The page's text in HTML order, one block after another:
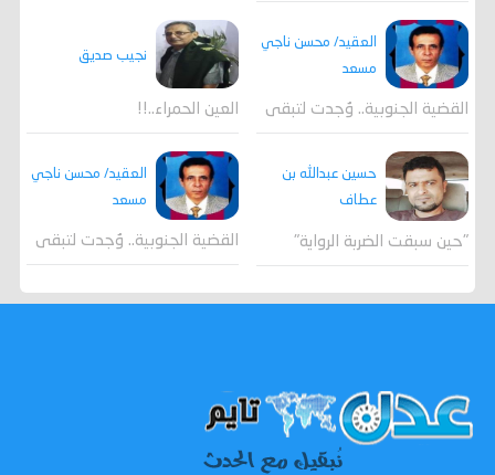
العقيد/ محسن ناجي
مسعد
القضية الجنوبية.. وُجدت لتبقى
نجيب صديق
العين الحمراء..!!
حسين عبدالله بن
عطاف
"حين سبقت الضربة الرواية"
العقيد/ محسن ناجي
مسعد
القضية الجنوبية.. وُجدت لتبقى